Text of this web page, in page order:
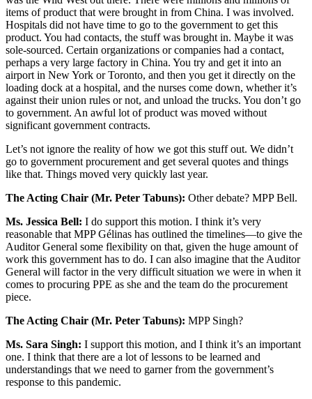
items of product that were brought in from China. I was involved.
Hospitals did not have time to go to the government to get this
product. You had contacts, the stuff was brought in. Maybe it was
sole-sourced. Certain organizations or companies had a contact,
perhaps a very large factory in China. You try and get it into an
airport in New York or Toronto, and then you get it directly on the
loading dock at a hospital, and the nurses come down, whether it’s
against their union rules or not, and unload the trucks. You don’t go
to government. An awful lot of product was moved without
significant government contracts.
Let’s not ignore the reality of how we got this stuff out. We didn’t
go to government procurement and get several quotes and things
like that. Things moved very quickly last year.
The Acting Chair (Mr. Peter Tabuns): Other debate? MPP Bell.
Ms. Jessica Bell: I do support this motion. I think it’s very
reasonable that MPP Gélinas has outlined the timelines—to give the
Auditor General some flexibility on that, given the huge amount of
work this government has to do. I can also imagine that the Auditor
General will factor in the very difficult situation we were in when it
comes to procuring PPE as she and the team do the procurement
piece.
The Acting Chair (Mr. Peter Tabuns): MPP Singh?
Ms. Sara Singh: I support this motion, and I think it’s an important
one. I think that there are a lot of lessons to be learned and
understandings that we need to garner from the government’s
response to this pandemic.